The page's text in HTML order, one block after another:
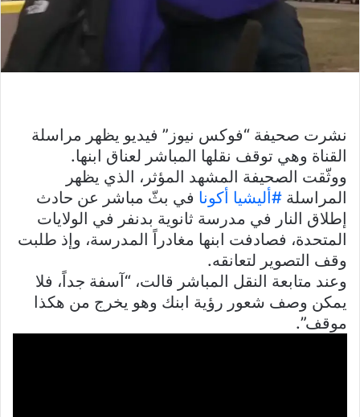
نشرت صحيفة “فوكس نيوز” فيديو يظهر مراسلة
القناة وهي توقف نقلها المباشر لعناق ابنها.
ووثّقت الصحيفة المشهد المؤثر، الذي يظهر
المراسلة #أليشيا أكونا في بثّ مباشر عن حادث
إطلاق النار في مدرسة ثانوية بدنفر في الولايات
المتحدة، فصادفت ابنها مغادراً المدرسة، وإذ طلبت
وقف التصوير لتعانقه.
وعند متابعة النقل المباشر قالت، “آسفة جداً، فلا
يمكن وصف شعور رؤية ابنك وهو يخرج من هكذا
موقف”.